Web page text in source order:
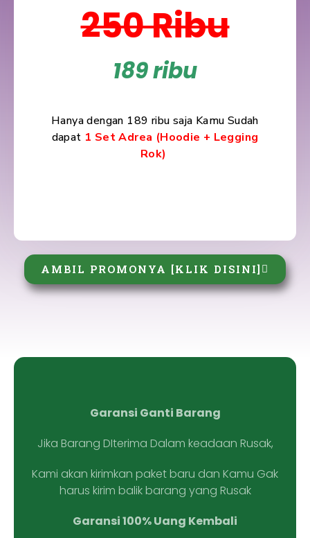
250 Ribu
189 ribu
Hanya dengan 189 ribu saja Kamu Sudah
dapat 1 Set Adrea (Hoodie + Legging
Rok)
AMBIL PROMONYA [KLIK DISINI]
Garansi Ganti Barang
Jika Barang DIterima Dalam keadaan Rusak,
Kami akan kirimkan paket baru dan Kamu Gak
harus kirim balik barang yang Rusak
Garansi 100% Uang Kembali